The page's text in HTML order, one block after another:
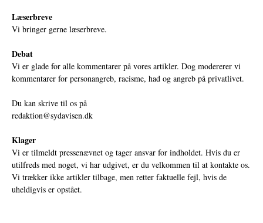
Læserbreve
Vi bringer gerne læserbreve.
Debat
Vi er glade for alle kommentarer på vores artikler. Dog modererer vi
kommentarer for personangreb, racisme, had og angreb på privatlivet.
Du kan skrive til os på
redaktion@sydavisen.dk
Klager
Vi er tilmeldt pressenævnet og tager ansvar for indholdet. Hvis du er
utilfreds med noget, vi har udgivet, er du velkommen til at kontakte os.
Vi trækker ikke artikler tilbage, men retter faktuelle fejl, hvis de
uheldigvis er opstået.